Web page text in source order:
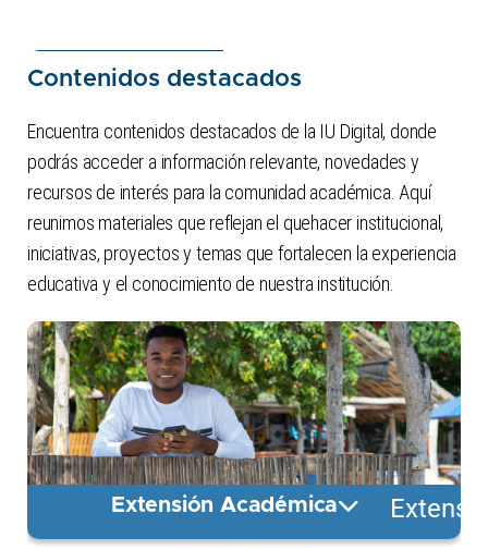
Contenidos destacados
Encuentra contenidos destacados de la IU Digital, donde
podrás acceder a información relevante, novedades y
recursos de interés para la comunidad académica. Aquí
reunimos materiales que reflejan el quehacer institucional,
iniciativas, proyectos y temas que fortalecen la experiencia
educativa y el conocimiento de nuestra institución.
Extensión Académica